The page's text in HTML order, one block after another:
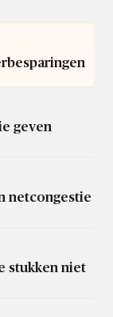
geven
netcongestie
stukken niet